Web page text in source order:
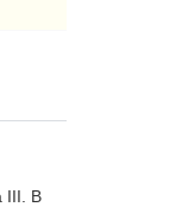
III. В